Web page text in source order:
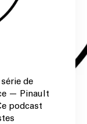
de
— Pinault
podcast